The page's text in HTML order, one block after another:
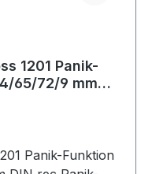
1201 Panik-
65/72/9 mm
Panik-Funktion